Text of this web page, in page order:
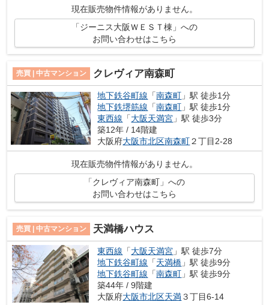
現在販売物件情報がありません。
「ジーニス大阪ＷＥＳＴ棟」への
お問い合わせはこちら
売買 | 中古マンション クレヴィア南森町
地下鉄谷町線 「南森町 」駅 徒歩1分
地下鉄堺筋線 「南森町 」駅 徒歩1分
東西線 「大阪天満宮 」駅 徒歩3分
築12年 / 14階建
大阪府大阪市北区南森町２丁目2-28
現在販売物件情報がありません。
「クレヴィア南森町」への
お問い合わせはこちら
売買 | 中古マンション 天満橋ハウス
東西線 「大阪天満宮 」駅 徒歩7分
地下鉄谷町線 「天満橋 」駅 徒歩9分
地下鉄谷町線 「南森町 」駅 徒歩9分
築44年 / 9階建
大阪府大阪市北区天満３丁目6-14